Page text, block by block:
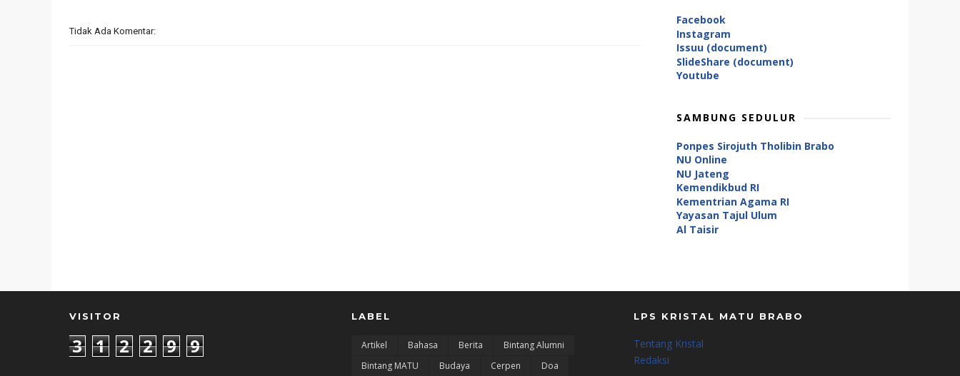
Tidak Ada Komentar:
Facebook
Instagram
Issuu (document)
SlideShare (document)
Youtube
SAMBUNG SEDULUR
Ponpes Sirojuth Tholibin Brabo
NU Online
NU Jateng
Kemendikbud RI
Kementrian Agama RI
Yayasan Tajul Ulum
Al Taisir
VISITOR
3 1 2 2 9 9
LABEL
Artikel Bahasa Berita
Bintang Alumni
Bintang MATU
Budaya Cerpen Doa
LPS KRISTAL MATU BRABO
Tentang Kristal
Redaksi